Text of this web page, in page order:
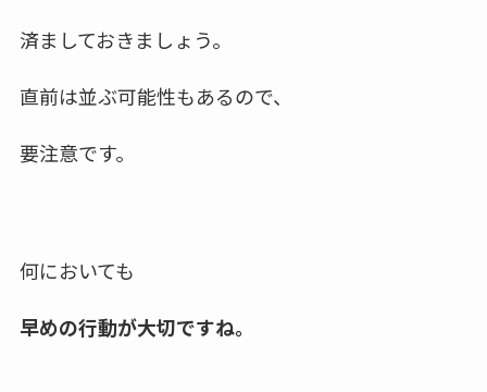
済ましておきましょう。
直前は並ぶ可能性もあるので、
要注意です。
何においても
早めの行動が大切ですね。